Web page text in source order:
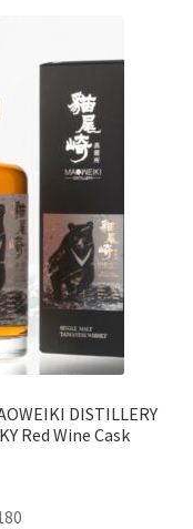
DISTILLERY
Red Wine Cask